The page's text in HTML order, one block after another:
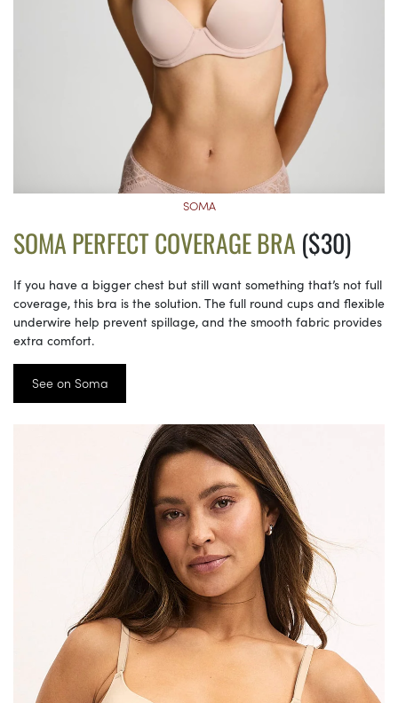
SOMA
SOMA PERFECT COVERAGE BRA ($30)
If you have a bigger chest but still want something that’s not full
coverage, this bra is the solution. The full round cups and flexible
underwire help prevent spillage, and the smooth fabric provides
extra comfort.
See on Soma